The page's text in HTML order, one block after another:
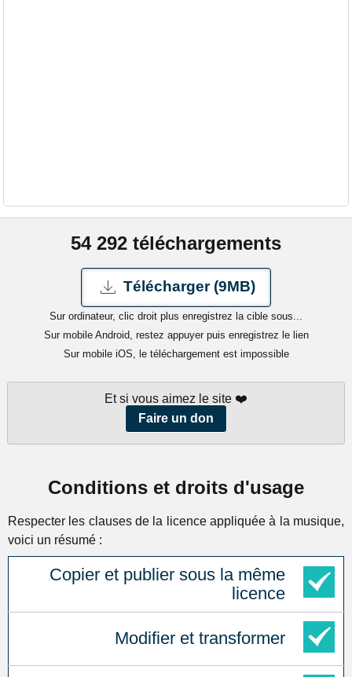
54 292 téléchargements
Télécharger (9MB)
Sur ordinateur, clic droit plus enregistrez la cible sous...
Sur mobile Android, restez appuyer puis enregistrez le lien
Sur mobile iOS, le téléchargement est impossible
Et si vous aimez le site ❤️
Faire un don
Conditions et droits d'usage
Respecter les clauses de la licence appliquée à la musique,
voici un résumé :
Copier et publier sous la même
licence
Modifier et transformer